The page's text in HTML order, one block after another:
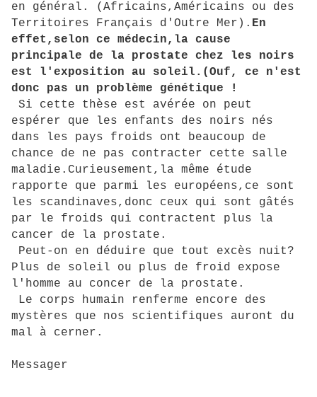
en général. (Africains,Américains ou des
Territoires Français d'Outre Mer). En
effet,selon ce médecin,la cause
principale de la prostate chez les noirs
est l'exposition au soleil.(Ouf, ce n'est
donc pas un problème génétique !
Si cette thèse est avérée on peut
espérer que les enfants des noirs nés
dans les pays froids ont beaucoup de
chance de ne pas contracter cette salle
maladie.Curieusement,la même étude
rapporte que parmi les européens,ce sont
les scandinaves,donc ceux qui sont gâtés
par le froids qui contractent plus la
cancer de la prostate.
Peut-on en déduire que tout excès nuit?
Plus de soleil ou plus de froid expose
l'homme au concer de la prostate.
Le corps humain renferme encore des
mystères que nos scientifiques auront du
mal à cerner.
Messager